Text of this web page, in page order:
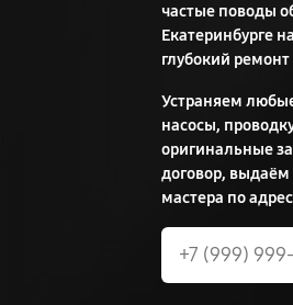
частые поводы
Екатеринбурге
глубокий
Устраняем
насосы,
оригинальные
договор, выдаём
мастера по